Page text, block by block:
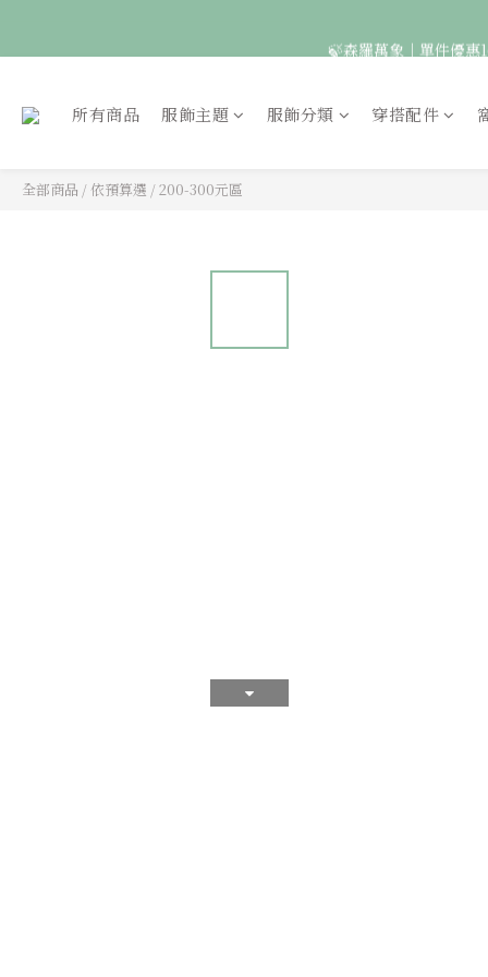
所有商品 服飾主題 服飾分類 穿搭配件
全部商品 /依預算選 /200-300元區